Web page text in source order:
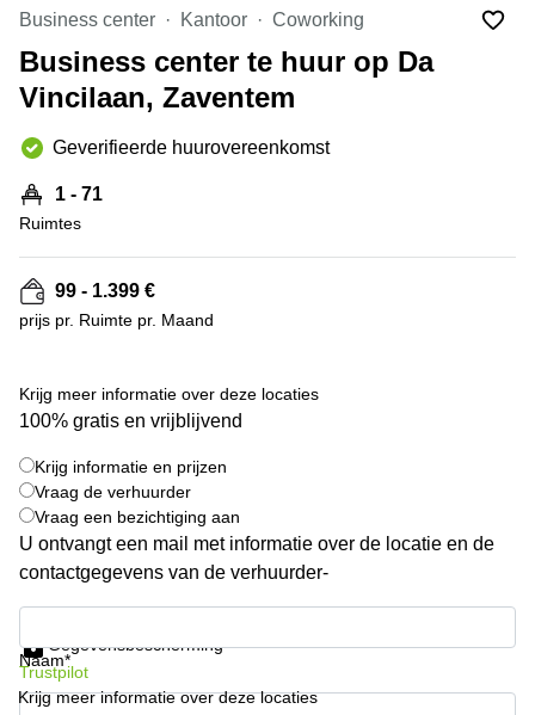
huren
Elsene
Brugge
Herentals
Aalst
Mechelen
Coworking-
ruimtes te
huur in
Gent
Coworking
Niklaas
huren in
Gent
Handelspand
Location
centre
à Mons
Huren
virtueel
kantoor in
Antwerpen
Antwerpen
Locaux
Business center Kantoor Coworking
Business center te huur op Da
Vincilaan, Zaventem
Geverifieerde huurovereenkomst
1 - 71
Ruimtes
99 - 1.399 €
prijs pr. Ruimte pr. Maand
Krijg meer informatie over deze locaties
100% gratis en vrijblijvend
Krijg informatie en prijzen
Vraag de verhuurder
Vraag een bezichtiging aan
U ontvangt een mail met informatie over de locatie en de
contactgegevens van de verhuurder-
Naam*
Gegevensbescherming
Trustpilot
Krijg meer informatie over deze locaties